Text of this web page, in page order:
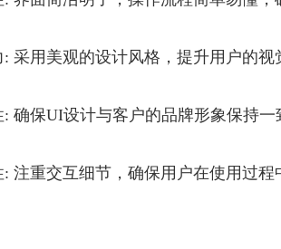
采用美观的设计风格，提升用户的视
确保UI设计与客户的品牌形象保持
注重交互细节，确保用户在使用过